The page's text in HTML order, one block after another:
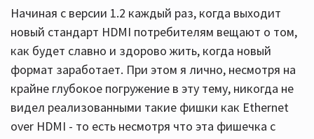
Начиная с версии 1.2 каждый раз, когда выходит
новый стандарт HDMI потребителям вещают о том,
как будет славно и здорово жить, когда новый
формат заработает. При этом я лично, несмотря на
крайне глубокое погружение в эту тему, никогда не
видел реализованными такие фишки как Ethernet
over HDMI - то есть несмотря что эта фишечка с